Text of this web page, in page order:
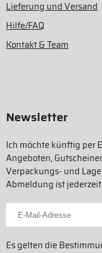
Lieferung und Versand
Hilfe/FAQ
Kontakt & Team
Newsletter
Ich möchte künftig per
Angeboten,
Verpackungs- und
Abmeldung ist
Für Newsletter anmelden
Es gelten die